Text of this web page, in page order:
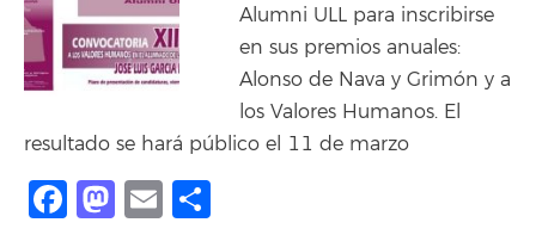
Alumni ULL para inscribirse
en sus premios anuales:
Alonso de Nava y Grimón y a
los Valores Humanos. El
resultado se hará público el 11 de marzo
Facebook
Mastodon
Email